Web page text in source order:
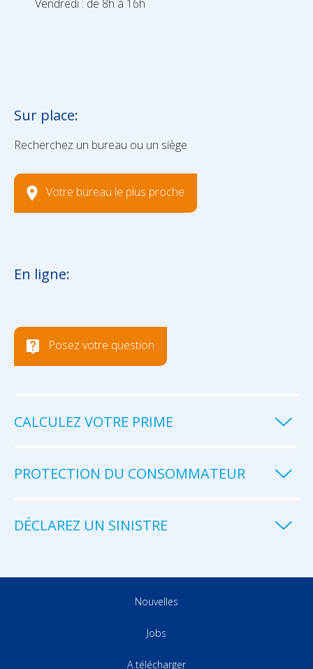
Vendredi : de 8h à 16h
Sur place:
Recherchez un bureau ou un siège
Votre bureau le plus proche
En ligne:
Posez votre question
CALCULEZ VOTRE PRIME
PROTECTION DU CONSOMMATEUR
DÉCLAREZ UN SINISTRE
Nouvelles
Jobs
A télécharger